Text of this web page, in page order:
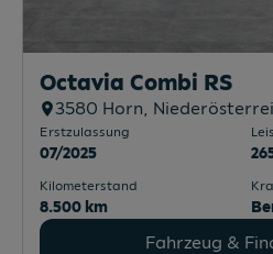
Octavia Combi RS
3580 Horn,
Erstzulassung
07/2025
Kilometerstand
8.500 km
Fahrzeug &